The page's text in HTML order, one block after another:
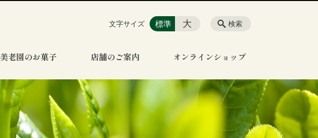
美老園のお菓子 店舗のご案内 オンラインショップ
検索
文字サイズ 標準 大